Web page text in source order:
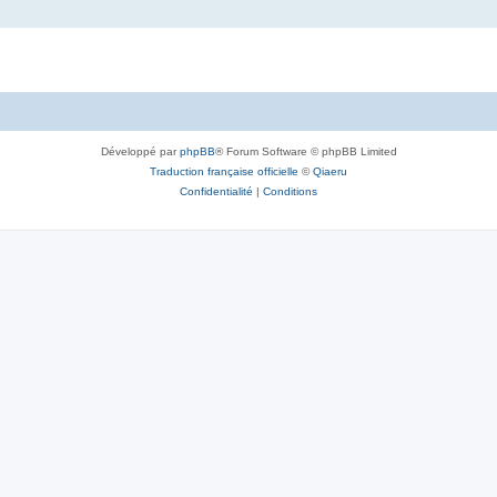
Développé parphpBB® Forum Software © phpBB Limited
Traduction française officielle ©Qiaeru
Confidentialité | Conditions